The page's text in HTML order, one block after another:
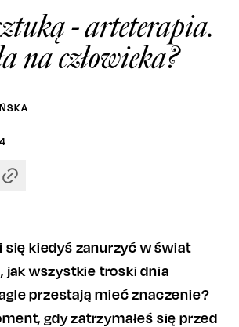
- arteterapia.
na człowieka?
się kiedyś zanurzyć w świat
jak wszystkie troski dnia
przestają mieć znaczenie?
gdy zatrzymałeś się przed